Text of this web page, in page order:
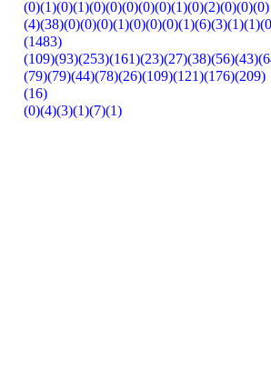
(0) (1) (0) (1) (0) (0) (0) (0) (0) (1) (0) (2) (0) (0) (0)
(4)
(38) (0) (0) (0) (1) (0) (0) (0) (1) (6) (3) (1) (1)
(1483)
(109) (93) (253) (161) (23) (27) (38) (56) (43)
(79) (79) (44) (78) (26) (109) (121) (176)
(209)
(16)
(0) (4) (3) (1) (7) (1)